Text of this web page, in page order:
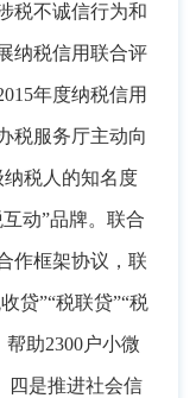
税不诚信行为和
纳税信用联合评
年度纳税信用
税服务厅主动向
税人的知名度
动”品牌。联合
作框架协议 ， 联
贷”“税联贷”“税
帮助2300户小微
四是推进社会信